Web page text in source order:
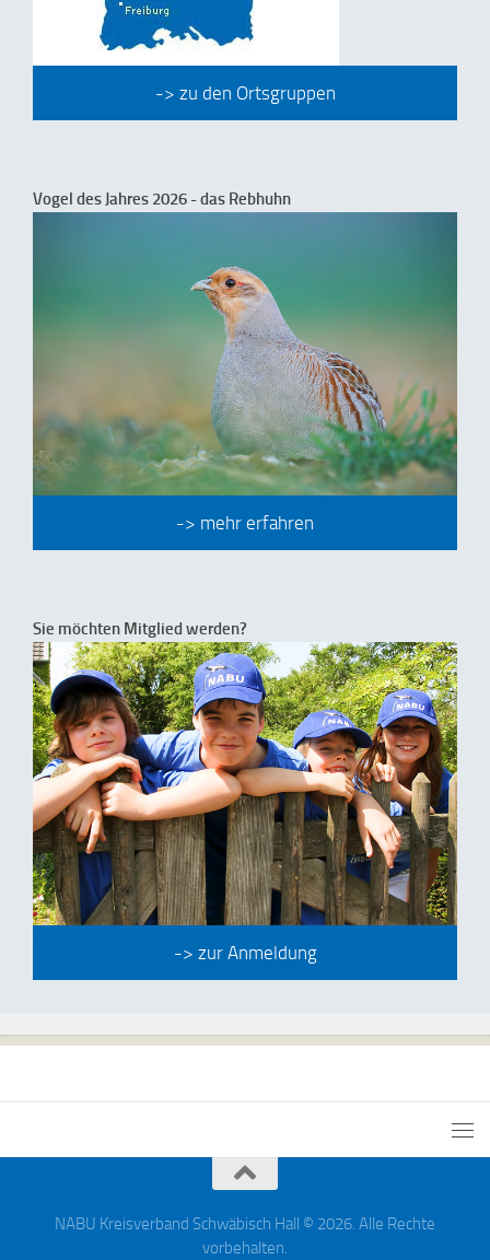
-> zu den Ortsgruppen
Vogel des Jahres 2026 - das Rebhuhn
-> mehr erfahren
Sie möchten Mitglied werden?
-> zur Anmeldung
NABU Kreisverband Schwäbisch Hall © 2026. Alle Rechte
vorbehalten.